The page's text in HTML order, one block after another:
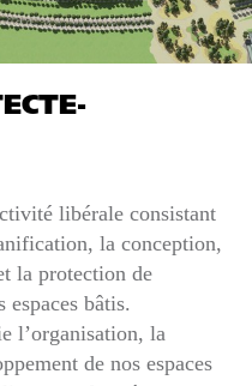
libérale consistant
la conception,
la protection de
espaces bâtis.
l’organisation, la
de nos espaces